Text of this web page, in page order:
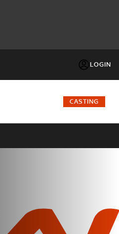
LOGIN
FACTOR
CASTING